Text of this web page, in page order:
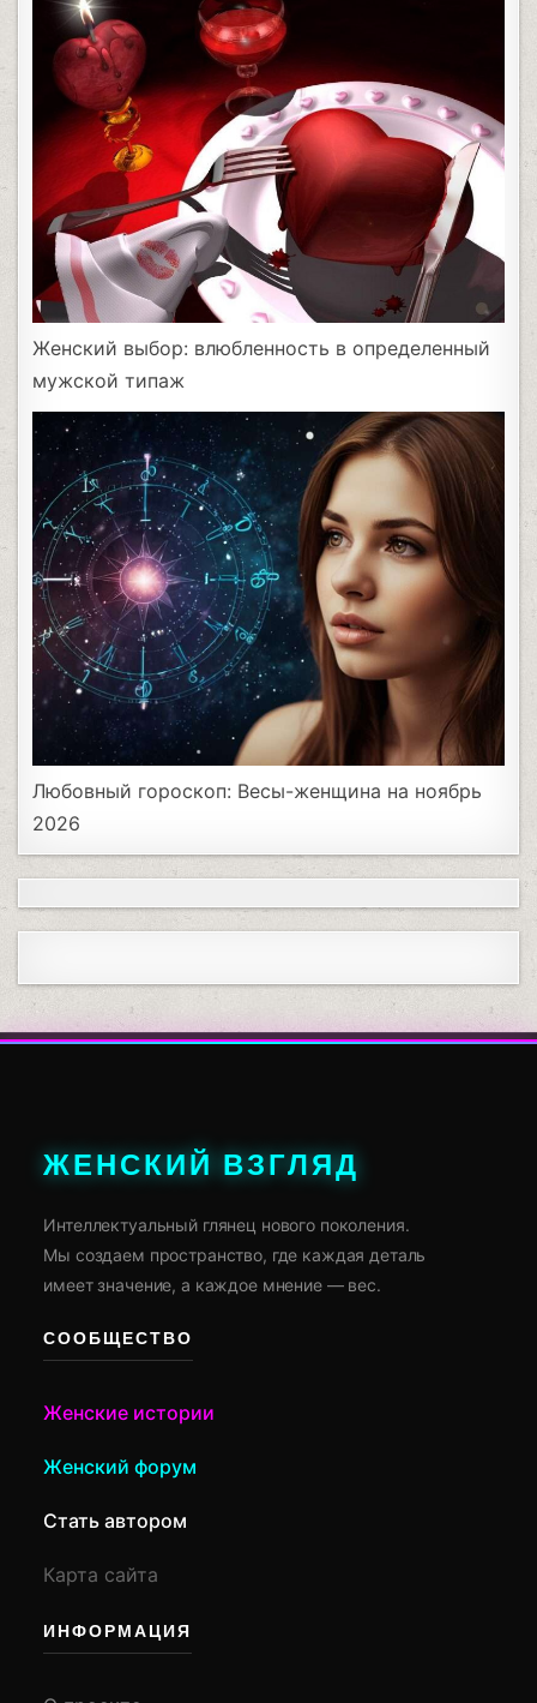
Женский выбор: влюбленность в определенный
мужской типаж
Любовный гороскоп: Весы-женщина на ноябрь
2026
ЖЕНСКИЙ ВЗГЛЯД
Интеллектуальный глянец нового поколения.
Мы создаем пространство, где каждая деталь
имеет значение, а каждое мнение — вес.
СООБЩЕСТВО
Женские истории
Женский форум
Стать автором
Карта сайта
ИНФОРМАЦИЯ